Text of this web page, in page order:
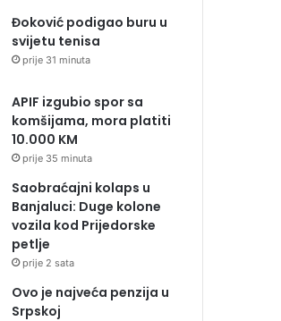
Đoković podigao buru u
svijetu tenisa
prije 31 minuta
APIF izgubio spor sa
komšijama, mora platiti
10.000 KM
prije 35 minuta
Saobraćajni kolaps u
Banjaluci: Duge kolone
vozila kod Prijedorske
petlje
prije 2 sata
Ovo je najveća penzija u
Srpskoj